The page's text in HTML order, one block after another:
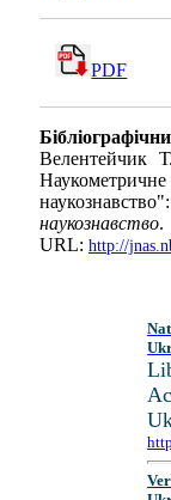
PDF
Велентейчик
наукознавство
URL: http://